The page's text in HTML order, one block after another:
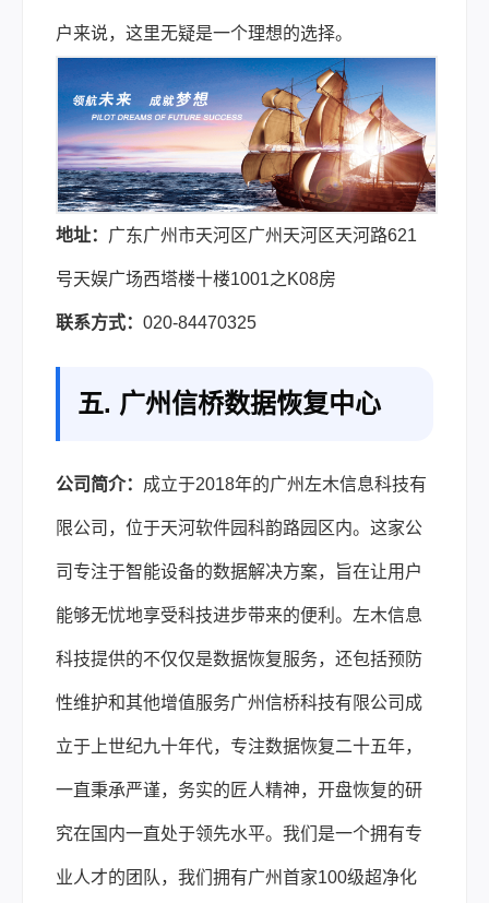
户来说，这里无疑是一个理想的选择。
地址： 广东广州市天河区广州天河区天河路621
号天娱广场西塔楼十楼1001之K08房
联系方式： 020-84470325
五. 广州信桥数据恢复中心
公司简介： 成立于2018年的广州左木信息科技有
限公司，位于天河软件园科韵路园区内。这家公
司专注于智能设备的数据解决方案，旨在让用户
能够无忧地享受科技进步带来的便利。左木信息
科技提供的不仅仅是数据恢复服务，还包括预防
性维护和其他增值服务广州信桥科技有限公司成
立于上世纪九十年代，专注数据恢复二十五年，
一直秉承严谨，务实的匠人精神，开盘恢复的研
究在国内一直处于领先水平。我们是一个拥有专
业人才的团队，我们拥有广州首家100级超净化